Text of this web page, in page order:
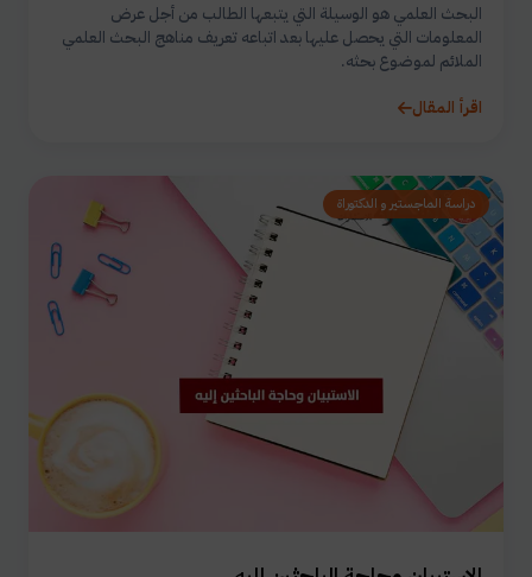
البحث العلمي هو الوسيلة التي يتبعها الطالب من أجل عرض
المعلومات التي يحصل عليها بعد اتباعه تعريف مناهج البحث العلمي
الملائم لموضوع بحثه.
اقرأ المقال
دراسة الماجستير و الدكتوراة